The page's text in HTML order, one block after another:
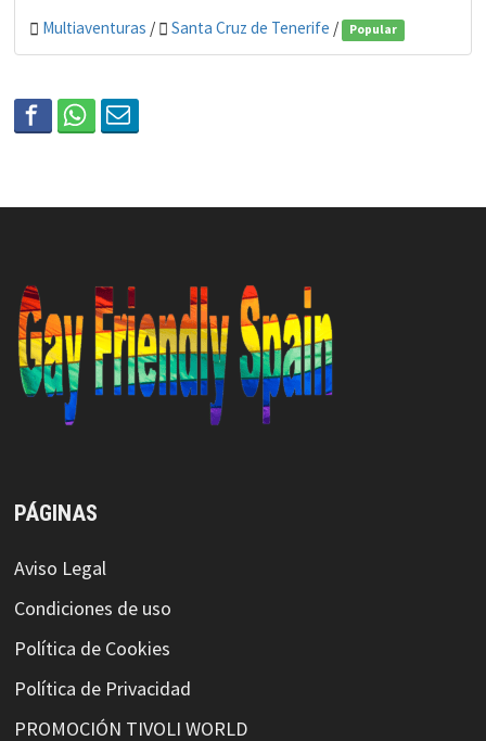
Multiaventuras / Santa Cruz de Tenerife / Popular
PÁGINAS
Aviso Legal
Condiciones de uso
Política de Cookies
Política de Privacidad
PROMOCIÓN TIVOLI WORLD